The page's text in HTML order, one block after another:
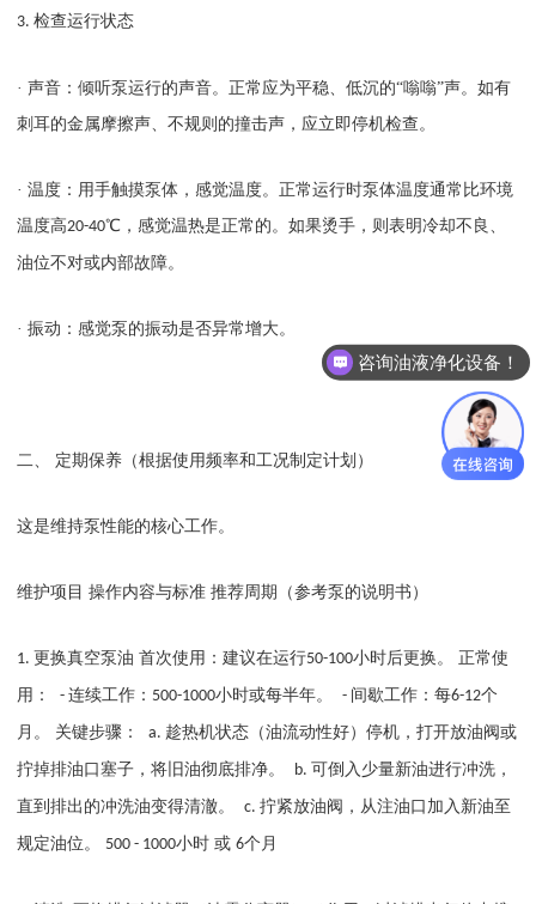
3. 检查运行状态
· 声音：倾听泵运行的声音。正常应为平稳、低沉的“嗡嗡”声。如有
刺耳的金属摩擦声、不规则的撞击声，应立即停机检查。
· 温度：用手触摸泵体，感觉温度。正常运行时泵体温度通常比环境
温度高20-40℃，感觉温热是正常的。如果烫手，则表明冷却不良、
油位不对或内部故障。
· 振动：感觉泵的振动是否异常增大。
二、 定期保养（根据使用频率和工况制定计划）
这是维持泵性能的核心工作。
维护项目 操作内容与标准 推荐周期（参考泵的说明书）
1. 更换真空泵油 首次使用：建议在运行50-100小时后更换。 正常使
用： - 连续工作： 500-1000小时或每半年。 - 间歇工作：每6-12个
月。 关键步骤： a. 趁热机状态（油流动性好）停机，打开放油阀或
拧掉排油口塞子，将旧油彻底排净。 b. 可倒入少量新油进行冲洗，
直到排出的冲洗油变得清澈。 c. 拧紧放油阀，从注油口加入新油至
规定油位。 500 - 1000小时 或 6个月
咨询油液净化设备！